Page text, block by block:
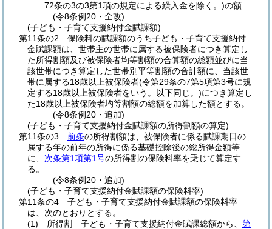
72条の3の3第1項の規定による繰入金を除く。)の額
(令8条例20・全改)
(子ども・子育て支援納付金賦課額)
第11条の2
保険料の賦課額のうち子ども・子育て支援納付
金賦課額は、世帯主の世帯に属する被保険者につき算定し
た所得割額及び被保険者均等割額の合算額の総額並びに当
該世帯につき算定した世帯別平等割額の合計額に、当該世
帯に属する18歳以上被保険者(令第29条の7第5項第3号に規
定する18歳以上被保険者をいう。以下同じ。)につき算定し
た18歳以上被保険者均等割額の総額を加算した額とする。
(令8条例20・追加)
(子ども・子育て支援納付金賦課額の所得割額の算定)
第11条の3
前条の所得割額は、被保険者に係る賦課期日の
属する年の前年の所得に係る基礎控除後の総所得金額等
に、 次条第1項第1号の所得割の保険料率を乗じて算定す
る。
(令8条例20・追加)
(子ども・子育て支援納付金賦課額の保険料率)
第11条の4
子ども・子育て支援納付金賦課額の保険料率
は、次のとおりとする。
(1)
所得割 子ども・子育て支援納付金賦課総額から、 第